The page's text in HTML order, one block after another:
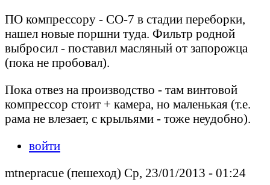
ПО компрессору - СО-7 в стадии переборки,
нашел новые поршни туда. Фильтр родной
выбросил - поставил масляный от запорожца
(пока не пробовал).
Пока отвез на производство - там винтовой
компрессор стоит + камера, но маленькая (т.е.
рама не влезает, с крыльями - тоже неудобно).
войти
mtnepracue (пешеход) Ср, 23/01/2013 - 01:24